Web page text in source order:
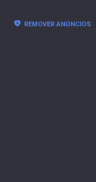
REMOVER ANÚNCIOS